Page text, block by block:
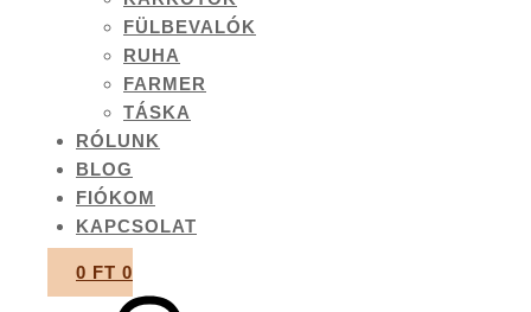
FÜLBEVALÓK
RUHA
FARMER
TÁSKA
RÓLUNK
BLOG
FIÓKOM
KAPCSOLAT
0 FT 0